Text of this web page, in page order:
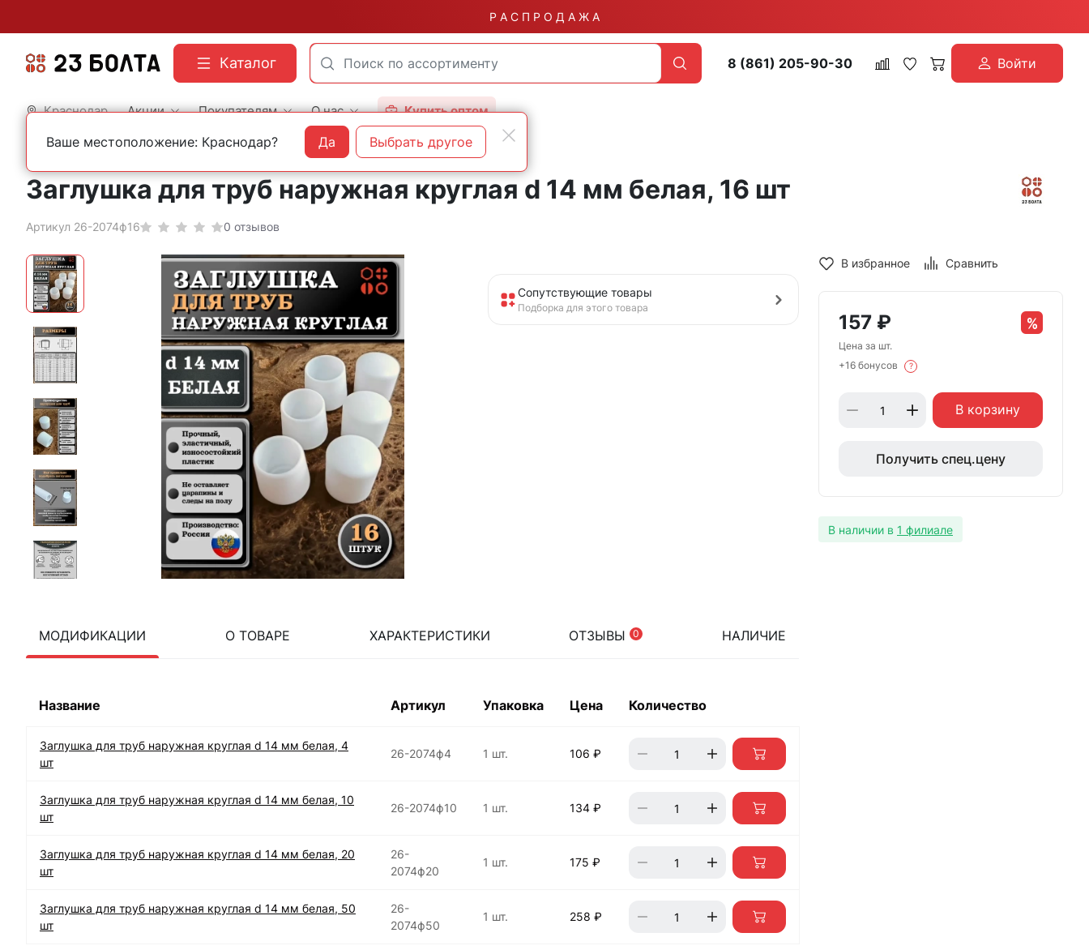
Р А С П Р О Д А Ж А
Каталог 8 (861) 205-90-30 Войти
Краснодар Акции Покупателям О нас Купить оптом
Главная Фасованный крепеж Пластиковая фурнитура
Заглушка для труб наружная круглая d 14 мм белая, 16 шт
Артикул 26-2074ф16 0 отзывов
Сопутствующие товары
Подборка для этого товара
МОДИФИКАЦИИ О ТОВАРЕ ХАРАКТЕРИСТИКИ ОТЗЫВЫ 0 НАЛИЧИЕ
Название Артикул Упаковка Цена Количество
Заглушка для труб наружная круглая d 14 мм белая, 4
шт
26-2074ф4 1 шт. 106 ₽
Заглушка для труб наружная круглая d 14 мм белая, 10
шт
26-2074ф10 1 шт. 134 ₽
Заглушка для труб наружная круглая d 14 мм белая, 20
шт
26-
2074ф20
1 шт. 175 ₽
Заглушка для труб наружная круглая d 14 мм белая, 50
шт
26-
2074ф50
1 шт. 258 ₽
В избранное Сравнить
157 ₽
Цена за шт.
+16 бонусов
?
В корзину
Получить спец.цену
В наличии в 1 филиале
Ваше местоположение: Краснодар? Да Выбрать другое